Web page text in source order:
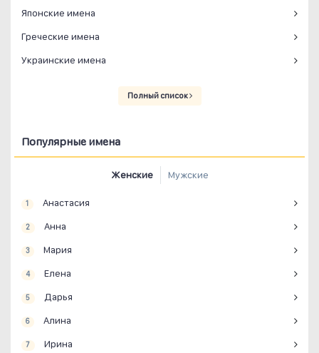
Японские имена
Греческие имена
Украинские имена
Полный список
Популярные имена
Женские Мужские
1 Анастасия
2 Анна
3 Мария
4 Елена
5 Дарья
6 Алина
7 Ирина